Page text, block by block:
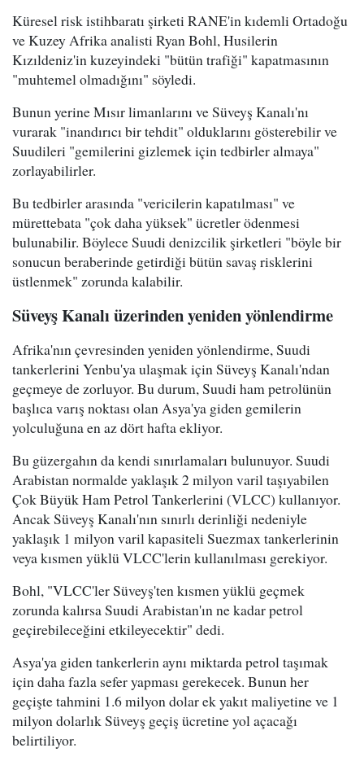
Küresel risk istihbaratı şirketi RANE'in kıdemli Ortadoğu
ve Kuzey Afrika analisti Ryan Bohl, Husilerin
Kızıldeniz'in kuzeyindeki "bütün trafiği" kapatmasının
"muhtemel olmadığını" söyledi.
Bunun yerine Mısır limanlarını ve Süveyş Kanalı'nı
vurarak "inandırıcı bir tehdit" olduklarını gösterebilir ve
Suudileri "gemilerini gizlemek için tedbirler almaya"
zorlayabilirler.
Bu tedbirler arasında "vericilerin kapatılması" ve
mürettebata "çok daha yüksek" ücretler ödenmesi
bulunabilir. Böylece Suudi denizcilik şirketleri "böyle bir
sonucun beraberinde getirdiği bütün savaş risklerini
üstlenmek" zorunda kalabilir.
Süveyş Kanalı üzerinden yeniden yönlendirme
Afrika'nın çevresinden yeniden yönlendirme, Suudi
tankerlerini Yenbu'ya ulaşmak için Süveyş Kanalı'ndan
geçmeye de zorluyor. Bu durum, Suudi ham petrolünün
başlıca varış noktası olan Asya'ya giden gemilerin
yolculuğuna en az dört hafta ekliyor.
Bu güzergahın da kendi sınırlamaları bulunuyor. Suudi
Arabistan normalde yaklaşık 2 milyon varil taşıyabilen
Çok Büyük Ham Petrol Tankerlerini (VLCC) kullanıyor.
Ancak Süveyş Kanalı'nın sınırlı derinliği nedeniyle
yaklaşık 1 milyon varil kapasiteli Suezmax tankerlerinin
veya kısmen yüklü VLCC'lerin kullanılması gerekiyor.
Bohl, "VLCC'ler Süveyş'ten kısmen yüklü geçmek
zorunda kalırsa Suudi Arabistan'ın ne kadar petrol
geçirebileceğini etkileyecektir" dedi.
Asya'ya giden tankerlerin aynı miktarda petrol taşımak
için daha fazla sefer yapması gerekecek. Bunun her
geçişte tahmini 1.6 milyon dolar ek yakıt maliyetine ve 1
milyon dolarlık Süveyş geçiş ücretine yol açacağı
belirtiliyor.